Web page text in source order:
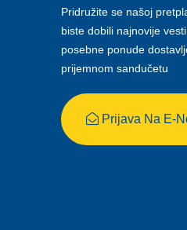
Pridružite se našoj
biste dobili najnovije
posebne ponude
prijemnom sandučetu
Prijava Na E-